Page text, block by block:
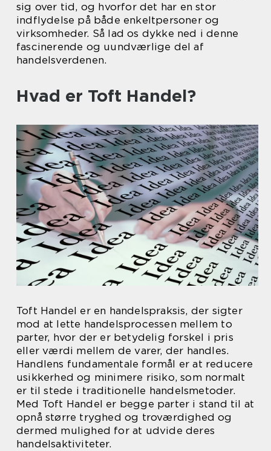
sig over tid, og hvorfor det har en stor
indflydelse på både enkeltpersoner og
virksomheder. Så lad os dykke ned i denne
fascinerende og uundværlige del af
handelsverdenen.
Hvad er Toft Handel?
Toft Handel er en handelspraksis, der sigter
mod at lette handelsprocessen mellem to
parter, hvor der er betydelig forskel i pris
eller værdi mellem de varer, der handles.
Handlens fundamentale formål er at reducere
usikkerhed og minimere risiko, som normalt
er til stede i traditionelle handelsmetoder.
Med Toft Handel er begge parter i stand til at
opnå større tryghed og troværdighed og
dermed mulighed for at udvide deres
handelsaktiviteter.